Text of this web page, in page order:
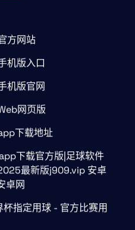
方网站
机版入口
机版官网
网页版
下载地址
下载官方版|足球软件
最新版j909.vip 安卓
卓网
指定用球 - 官方比赛用